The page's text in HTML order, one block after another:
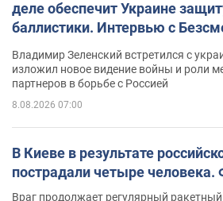
деле обеспечит Украине
баллистики. Интервью с
Владимир Зеленский встретился с
изложил новое видение войны и роли
партнеров в борьбе с Россией
8.08.2026 07:00
В Киеве в результате
пострадали четыре человека.
Враг продолжает регулярный